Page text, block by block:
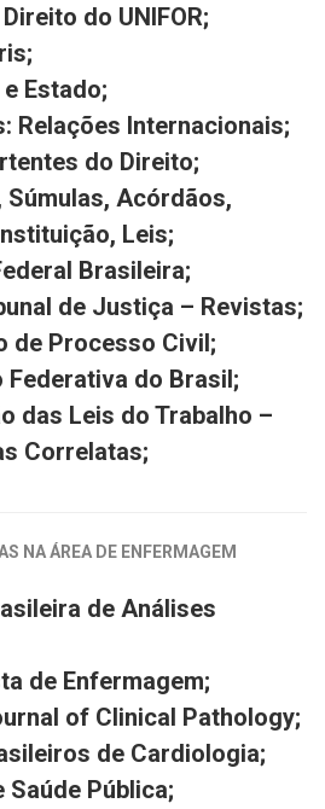
do UNIFOR;
Estado;
Relações Internacionais;
do Direito;
Súmulas, Acórdãos,
Leis;
Brasileira;
de Justiça – Revistas;
de Processo Civil;
Federativa do Brasil;
das Leis do Trabalho –
Correlatas;
NA ÁREA DE ENFERMAGEM
de Análises
de Enfermagem;
of Clinical Pathology;
de Cardiologia;
Saúde Pública;